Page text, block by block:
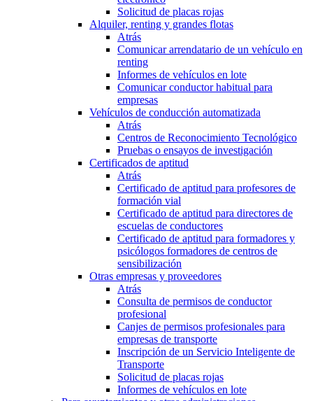
Solicitud de placas rojas
Alquiler, renting y grandes flotas
Atrás
Comunicar arrendatario de un vehículo en
renting
Informes de vehículos en lote
Comunicar conductor habitual para
empresas
Vehículos de conducción automatizada
Atrás
Centros de Reconocimiento Tecnológico
Pruebas o ensayos de investigación
Certificados de aptitud
Atrás
Certificado de aptitud para profesores de
formación vial
Certificado de aptitud para directores de
escuelas de conductores
Certificado de aptitud para formadores y
psicólogos formadores de centros de
sensibilización
Otras empresas y proveedores
Atrás
Consulta de permisos de conductor
profesional
Canjes de permisos profesionales para
empresas de transporte
Inscripción de un Servicio Inteligente de
Transporte
Solicitud de placas rojas
Informes de vehículos en lote